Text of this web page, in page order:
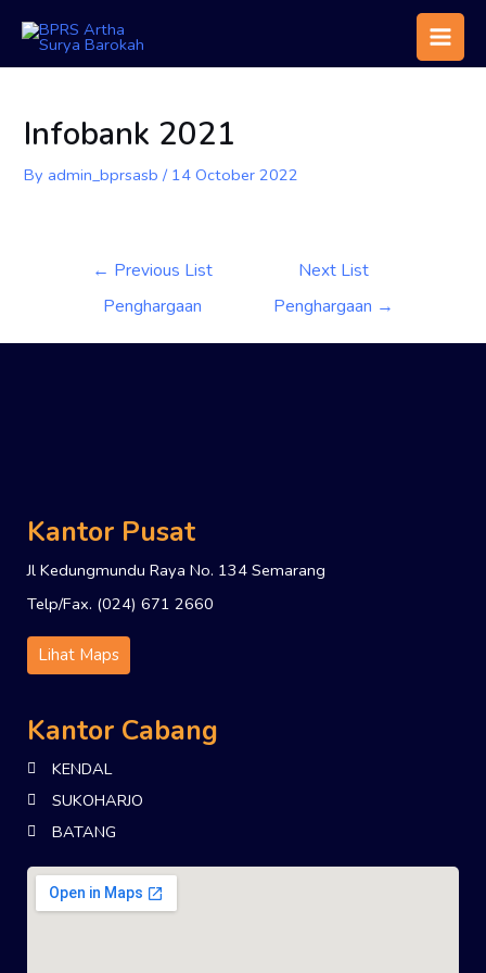
Infobank 2021
By admin_bprsasb/ 14 October 2022
← Previous List
Penghargaan
Next List
Penghargaan →
Kantor Pusat
Jl Kedungmundu Raya No. 134 Semarang
Telp/Fax. (024) 671 2660
Lihat Maps
Kantor Cabang
KENDAL
SUKOHARJO
BATANG